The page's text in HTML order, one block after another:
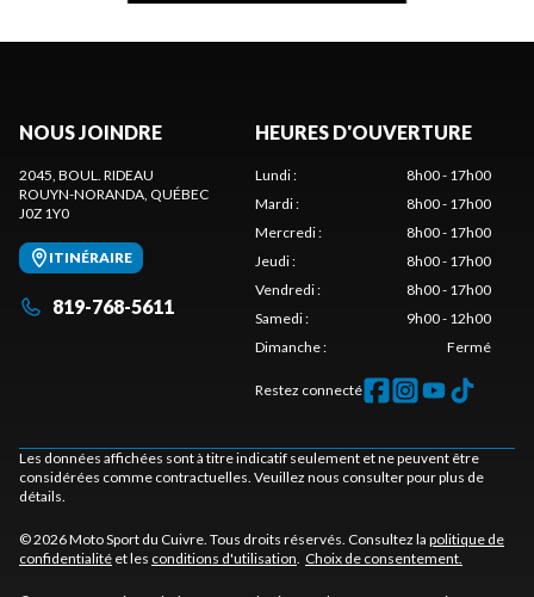
NOUS JOINDRE
2045, BOUL. RIDEAU
ROUYN-NORANDA, QUÉBEC
J0Z 1Y0
ITINÉRAIRE
819-768-5611
HEURES D'OUVERTURE
Lundi:
8h00 - 17h00
Mardi:
8h00 - 17h00
Mercredi:
8h00 - 17h00
Jeudi:
8h00 - 17h00
Vendredi:
8h00 - 17h00
Samedi:
9h00 - 12h00
Dimanche: Fermé
Restez connecté
Les données affichées sont à titre indicatif seulement et ne peuvent être
considérées comme contractuelles. Veuillez nous consulter pour plus de
détails.
© 2026 Moto Sport du Cuivre. Tous droits réservés. Consultez la politique de
confidentialité et les conditions d'utilisation. Choix de consentement.